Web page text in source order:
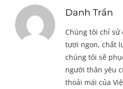
Danh Trần
Chúng tôi chỉ
tươi ngon, chất
chúng tôi sẽ
người thân yêu
thoải mái của